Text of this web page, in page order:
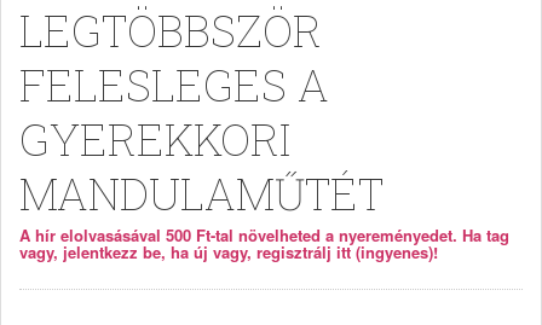
LEGTÖBBSZÖR
FELESLEGES A
GYEREKKORI
MANDULAMŰTÉT
A hír elolvasásával 500 Ft-tal növelheted a nyereményedet. Ha tag
vagy, jelentkezz be, ha új vagy, regisztrálj itt (ingyenes)!